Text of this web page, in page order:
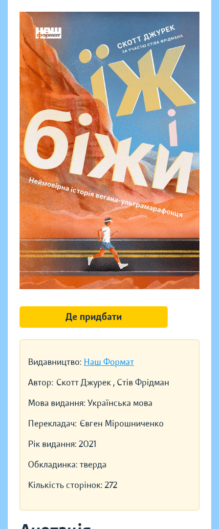
Видавництво: Наш Формат
Автор: Скотт Джурек , Стів Фрідман
Мова видання: Українська мова
Перекладач: Євген Мірошниченко
Рік видання: 2021
Обкладинка: тверда
Кількість сторінок: 272
Де придбати